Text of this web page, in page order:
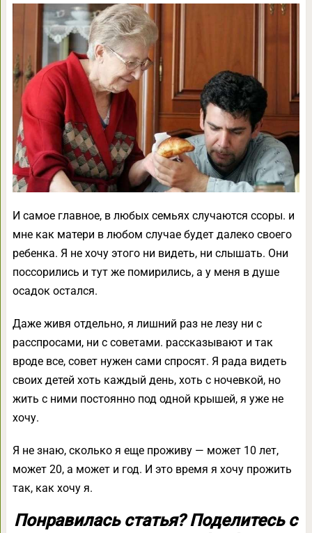
И самое главное, в любых семьях случаются ссоры. и
мне как матери в любом случае будет далеко своего
ребенка. Я не хочу этого ни видеть, ни слышать. Они
поссорились и тут же помирились, а у меня в душе
осадок остался.
Даже живя отдельно, я лишний раз не лезу ни с
расспросами, ни с советами. рассказывают и так
вроде все, совет нужен сами спросят. Я рада видеть
своих детей хоть каждый день, хоть с ночевкой, но
жить с ними постоянно под одной крышей, я уже не
хочу.
Я не знаю, сколько я еще проживу — может 10 лет,
может 20, а может и год. И это время я хочу прожить
так, как хочу я.
Понравилась статья? Поделитесь с